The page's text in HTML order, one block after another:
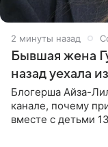
2 минуты назад
Бывшая жена
назад уехала
Блогерша Айза-
канале, почему
вместе с детьми